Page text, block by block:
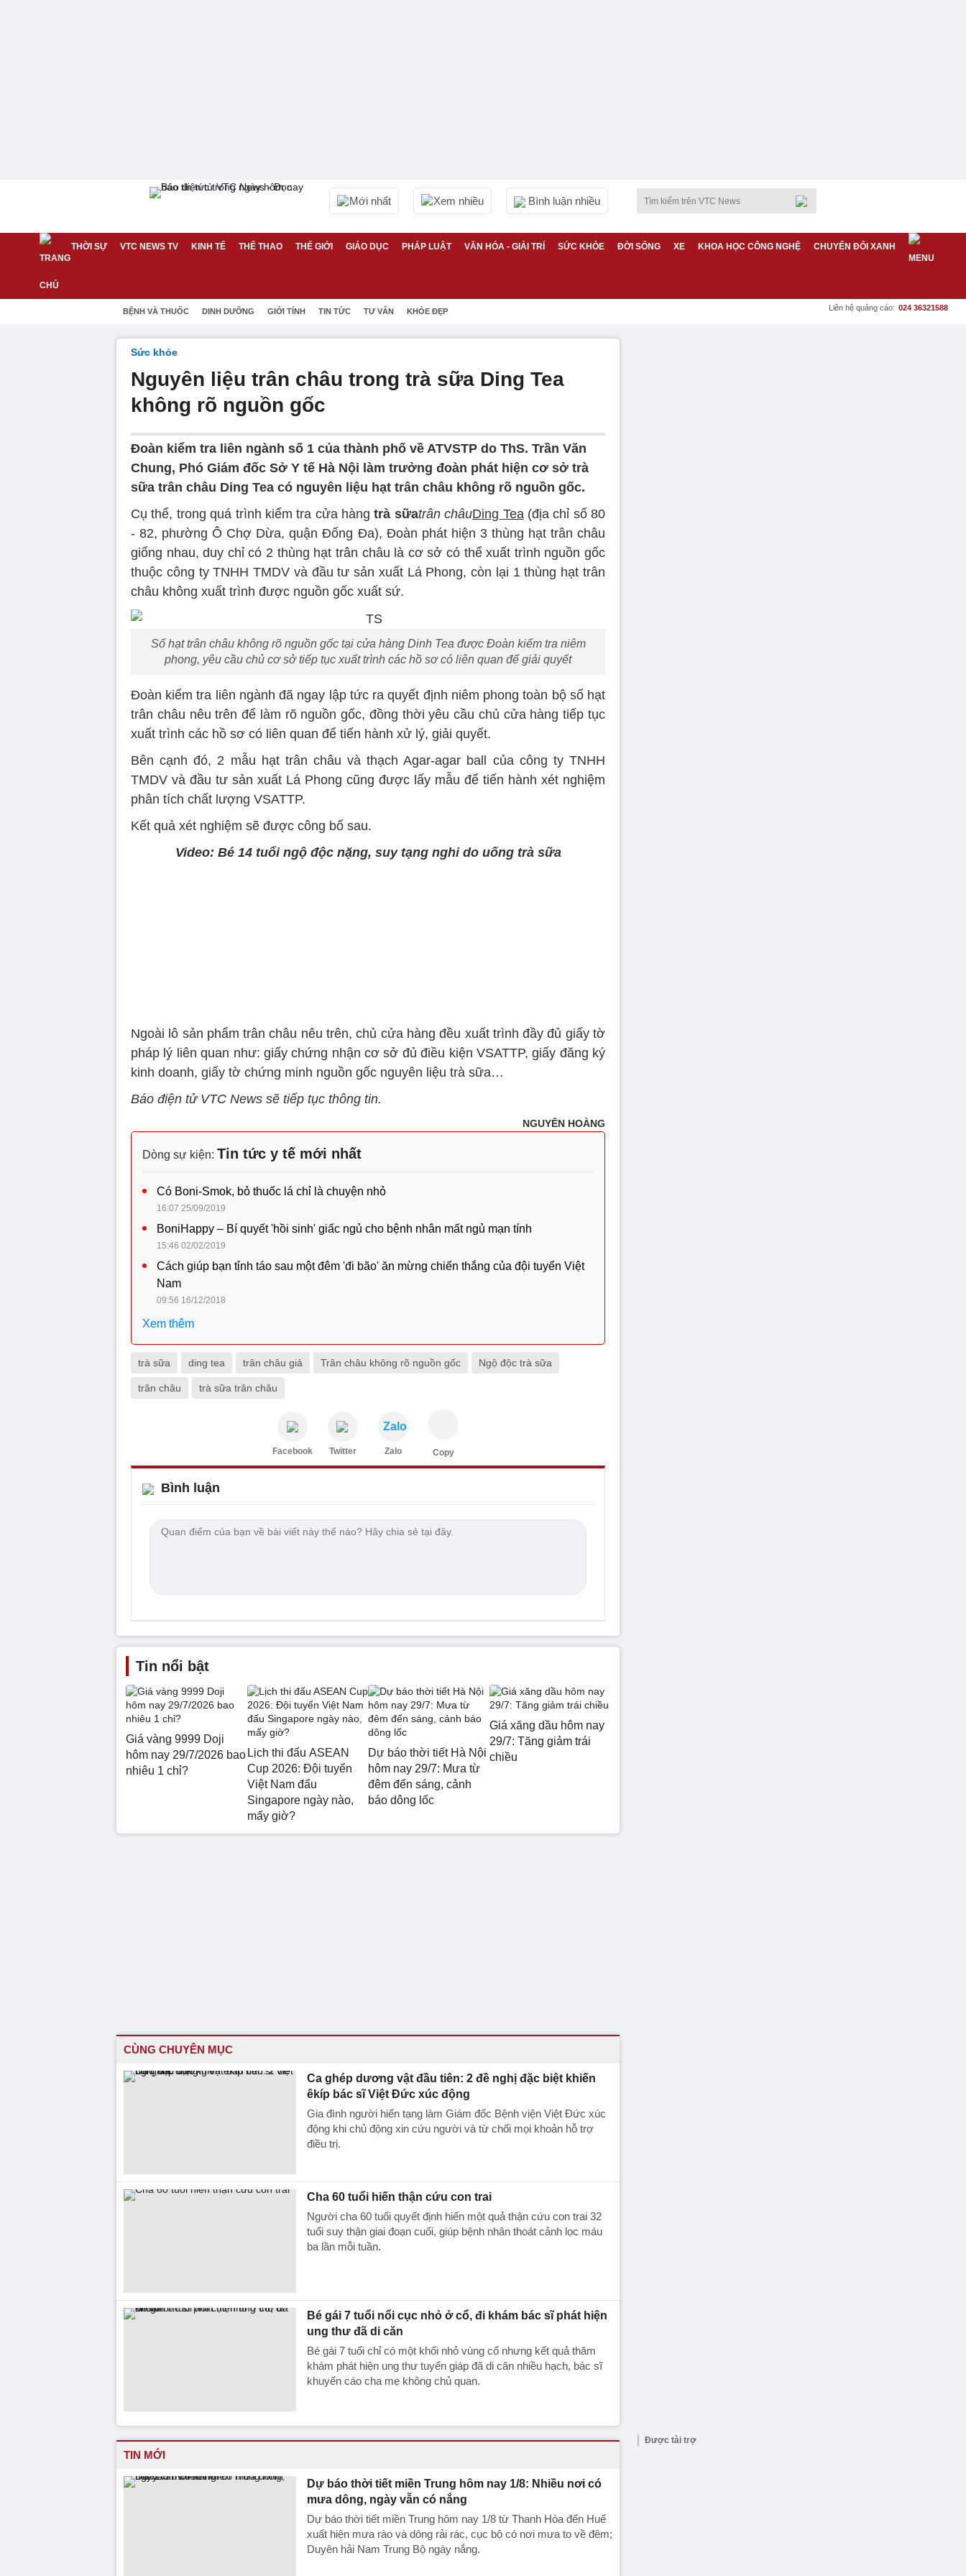
Mới nhất Xem nhiều Bình luận nhiều
THỜI SỰ VTC NEWS TV KINH TẾ THỂ THAO THẾ GIỚI GIÁO DỤC PHÁP LUẬT VĂN HÓA - GIẢI TRÍ SỨC KHỎE ĐỜI SỐNG XE KHOA HỌC CÔNG NGHỆ CHUYỂN ĐỔI XANH
BỆNH VÀ THUỐC DINH DƯỠNG GIỚI TÍNH TIN TỨC TƯ VẤN KHỎE ĐẸP Liên hệ quảng cáo: 024 36321588
Sức khỏe
Nguyên liệu trân châu trong trà sữa Ding Tea
không rõ nguồn gốc
Đoàn kiểm tra liên ngành số 1 của thành phố về ATVSTP do ThS. Trần Văn
Chung, Phó Giám đốc Sở Y tế Hà Nội làm trưởng đoàn phát hiện cơ sở trà
sữa trân châu Ding Tea có nguyên liệu hạt trân châu không rõ nguồn gốc.
Cụ thể, trong quá trình kiểm tra cửa hàngtrà sữatrân châuDing Tea(địa chỉ số 80
- 82, phường Ô Chợ Dừa, quận Đống Đa), Đoàn phát hiện 3 thùng hạt trân châu
giống nhau, duy chỉ có 2 thùng hạt trân châu là cơ sở có thể xuất trình nguồn gốc
thuộc công ty TNHH TMDV và đầu tư sản xuất Lá Phong, còn lại 1 thùng hạt trân
châu không xuất trình được nguồn gốc xuất sứ.
Số hạt trân châu không rõ nguồn gốc tại cửa hàng Dinh Tea được Đoàn kiểm tra niêm
phong, yêu cầu chủ cơ sở tiếp tục xuất trình các hồ sơ có liên quan để giải quyết
Đoàn kiểm tra liên ngành đã ngay lập tức ra quyết định niêm phong toàn bộ số hạt
trân châu nêu trên để làm rõ nguồn gốc, đồng thời yêu cầu chủ cửa hàng tiếp tục
xuất trình các hồ sơ có liên quan để tiến hành xử lý, giải quyết.
Bên cạnh đó, 2 mẫu hạt trân châu và thạch Agar-agar ball của công ty TNHH
TMDV và đầu tư sản xuất Lá Phong cũng được lấy mẫu để tiến hành xét nghiệm
phân tích chất lượng VSATTP.
Kết quả xét nghiệm sẽ được công bố sau.
Video: Bé 14 tuổi ngộ độc nặng, suy tạng nghi do uống trà sữa
Ngoài lô sản phẩm trân châu nêu trên, chủ cửa hàng đều xuất trình đầy đủ giấy tờ
pháp lý liên quan như: giấy chứng nhận cơ sở đủ điều kiện VSATTP, giấy đăng ký
kinh doanh, giấy tờ chứng minh nguồn gốc nguyên liệu trà sữa…
Báo điện tử VTC News sẽ tiếp tục thông tin.
NGUYÊN HOÀNG
Dòng sự kiện: Tin tức y tế mới nhất
Có Boni-Smok, bỏ thuốc lá chỉ là chuyện nhỏ
16:07 25/09/2019
BoniHappy – Bí quyết 'hồi sinh' giấc ngủ cho bệnh nhân mất ngủ mạn tính
15:46 02/02/2019
Cách giúp bạn tỉnh táo sau một đêm 'đi bão' ăn mừng chiến thắng của đội tuyển Việt
Nam
09:56 16/12/2018
Xem thêm
trà sữa ding tea trân châu giả Trân châu không rõ nguồn gốc Ngộ độc trà sữa
trân châu trà sữa trân châu
Facebook Twitter
Zalo
Zalo Copy
Bình luận
Tin nổi bật
Giá vàng 9999 Doji
hôm nay 29/7/2026 bao
nhiêu 1 chỉ?
Lịch thi đấu ASEAN
Cup 2026: Đội tuyển
Việt Nam đấu
Singapore ngày nào,
mấy giờ?
Dự báo thời tiết Hà Nội
hôm nay 29/7: Mưa từ
đêm đến sáng, cảnh
báo dông lốc
Giá xăng dầu hôm nay
29/7: Tăng giảm trái
chiều
CÙNG CHUYÊN MỤC
Ca ghép dương vật đầu tiên: 2 đề nghị đặc biệt khiến
êkíp bác sĩ Việt Đức xúc động
Gia đình người hiến tạng làm Giám đốc Bệnh viện Việt Đức xúc
động khi chủ động xin cứu người và từ chối mọi khoản hỗ trợ
điều trị.
Cha 60 tuổi hiến thận cứu con trai
Người cha 60 tuổi quyết định hiến một quả thận cứu con trai 32
tuổi suy thận giai đoạn cuối, giúp bệnh nhân thoát cảnh lọc máu
ba lần mỗi tuần.
Bé gái 7 tuổi nổi cục nhỏ ở cổ, đi khám bác sĩ phát hiện
ung thư đã di căn
Bé gái 7 tuổi chỉ có một khối nhỏ vùng cổ nhưng kết quả thăm
khám phát hiện ung thư tuyến giáp đã di căn nhiều hạch, bác sĩ
khuyến cáo cha mẹ không chủ quan.
TIN MỚI
Dự báo thời tiết miền Trung hôm nay 1/8: Nhiều nơi có
mưa dông, ngày vẫn có nắng
Dự báo thời tiết miền Trung hôm nay 1/8 từ Thanh Hóa đến Huế
xuất hiện mưa rào và dông rải rác, cục bộ có nơi mưa to về đêm;
Duyên hải Nam Trung Bộ ngày nắng.
Được tài trợ